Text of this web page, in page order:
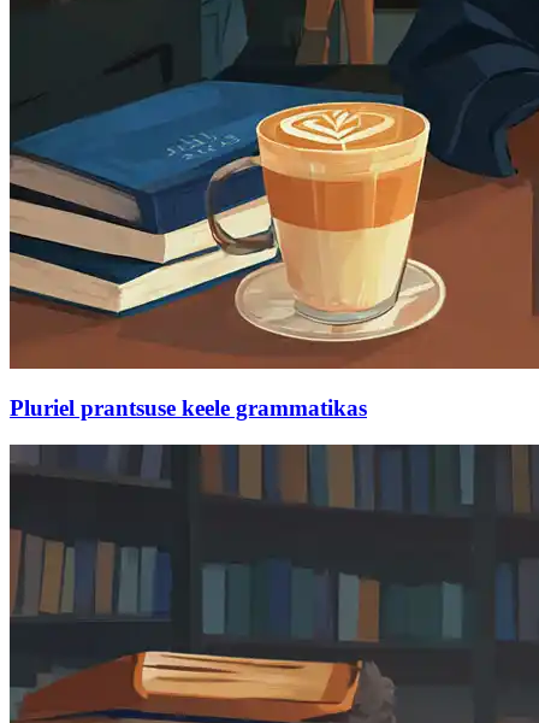
Pluriel prantsuse keele grammatikas